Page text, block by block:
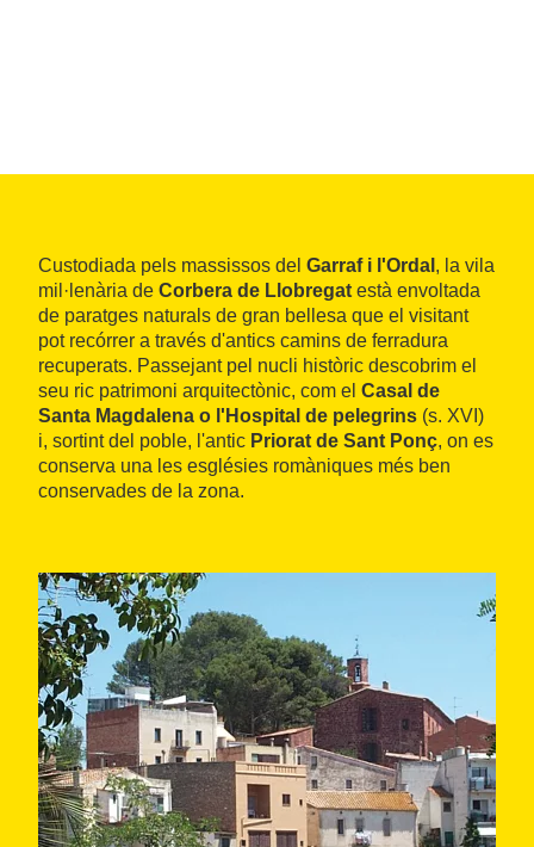
Custodiada pels massissos del Garraf i l'Ordal , la vila
mil·lenària de Corbera de Llobregat està envoltada
de paratges naturals de gran bellesa que el visitant
pot recórrer a través d'antics camins de ferradura
recuperats. Passejant pel nucli històric descobrim el
seu ric patrimoni arquitectònic, com el Casal de
Santa Magdalena o l'Hospital de pelegrins (s. XVI)
i, sortint del poble, l'antic Priorat de Sant Ponç, on es
conserva una les esglésies romàniques més ben
conservades de la zona.